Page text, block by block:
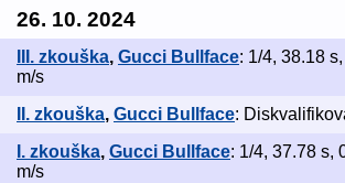
26. 10. 2024
III. zkouška, Gucci Bullface: 1/4, 38.18
m/s
II. zkouška, Gucci Bullface:
I. zkouška, Gucci Bullface: 1/4, 37.78 s,
m/s